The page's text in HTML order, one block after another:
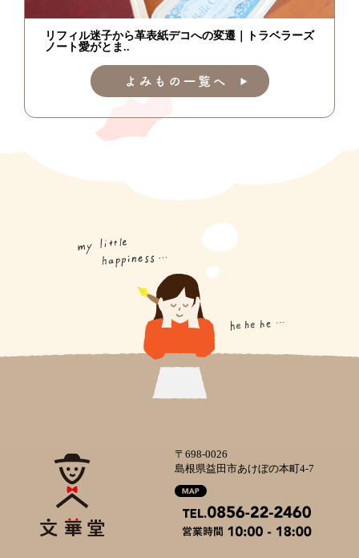
リフィル迷子から革表紙デコへの変遷｜トラベラーズ
ノート愛がとま..
〒698-0026
島根県益田市あけぼの本町4-7